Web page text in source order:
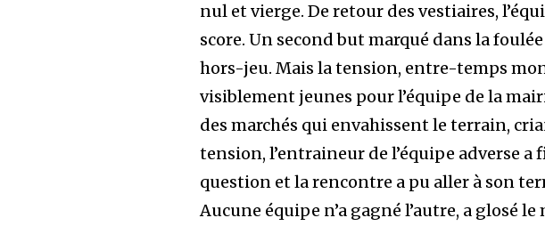
nul et vierge. De retour des vestiaires,
score. Un second but marqué dans la
hors-jeu. Mais la tension, entre-temps
visiblement jeunes pour l’équipe de la
des marchés qui envahissent le terrain,
tension, l’entraineur de l’équipe adverse
question et la rencontre a pu aller à son
Aucune équipe n’a gagné l’autre, a glosé